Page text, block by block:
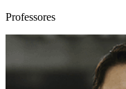
Professores